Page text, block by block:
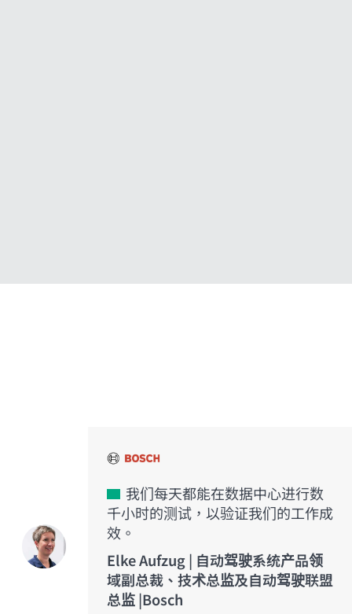
我们每天都能在数据中心进行数
千小时的测试，以验证我们的工作成
效。
Elke Aufzug | 自动驾驶系统产品领
域副总裁、技术总监及自动驾驶联盟
总监 |Bosch